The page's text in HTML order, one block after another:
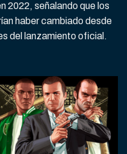
2022, señalando que los
haber cambiado desde
del lanzamiento oficial.